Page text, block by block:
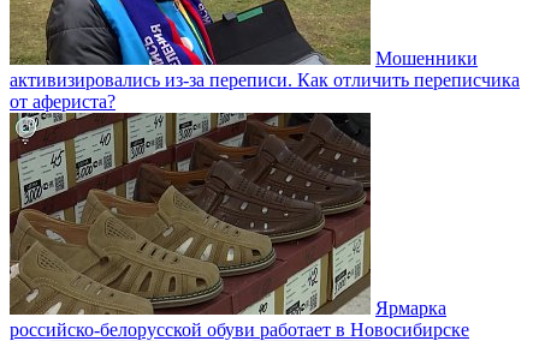
Мошенники
активизировались из-за переписи. Как отличить переписчика
от афериста?
Ярмарка
российско-белорусской обуви работает в Новосибирске